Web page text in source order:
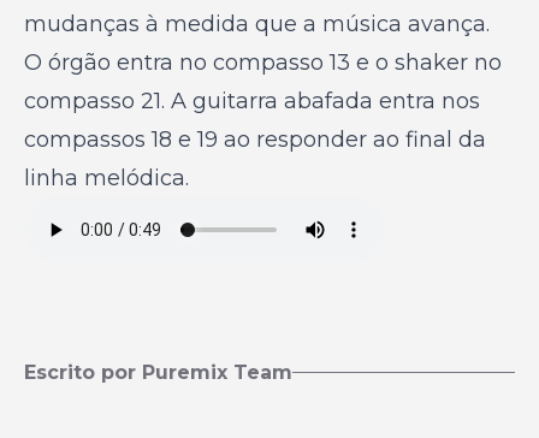
mudanças à medida que a música avança.
O órgão entra no compasso 13 e o shaker no
compasso 21. A guitarra abafada entra nos
compassos 18 e 19 ao responder ao final da
linha melódica.
Escrito por Puremix Team